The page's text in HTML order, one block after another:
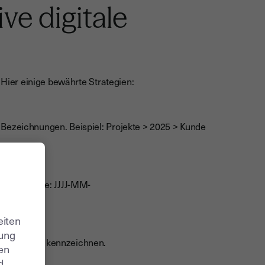
digitale
einige bewährte Strategien:
Beispiel: Projekte > 2025 > Kunde
wie: JJJJ-MM-
Status zu kennzeichnen.